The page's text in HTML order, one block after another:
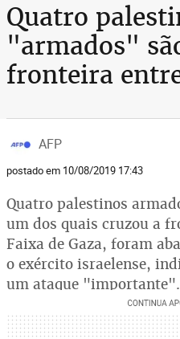
Quatro
"armados"
fronteira
AFP
postado em 10/08/2019 17:43
Quatro palestinos
um dos quais cruzou a
Faixa de Gaza, foram
o exército israelense,
um ataque "importante".